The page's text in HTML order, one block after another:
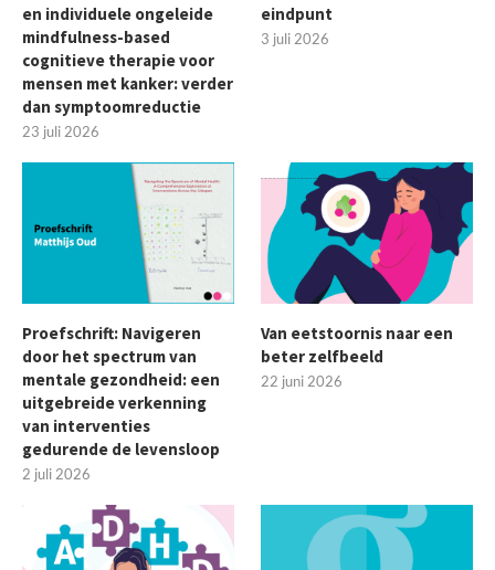
en individuele ongeleide
mindfulness-based
cognitieve therapie voor
mensen met kanker: verder
dan symptoomreductie
23 juli 2026
eindpunt
3 juli 2026
Proefschrift: Navigeren
door het spectrum van
mentale gezondheid: een
uitgebreide verkenning
van interventies
gedurende de levensloop
2 juli 2026
Van eetstoornis naar een
beter zelfbeeld
22 juni 2026